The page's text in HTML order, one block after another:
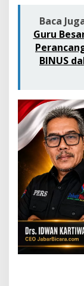
Baca
Guru
BINUS